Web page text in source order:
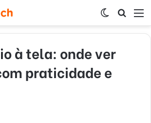
por
Switch
skin
à tela: onde ver
praticidade e